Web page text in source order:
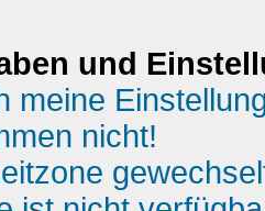
und
meine
nicht!